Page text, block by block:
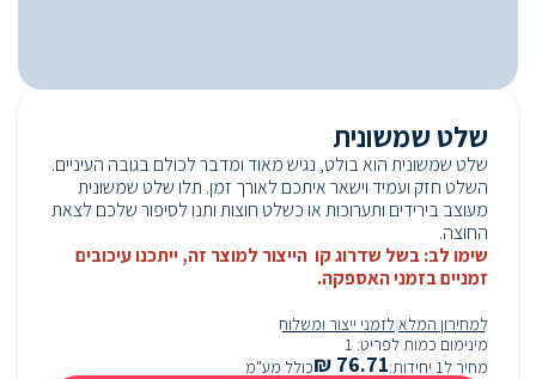
שלט שמשונית
שלט שמשונית הוא בולט, נגיש מאוד ומדבר לכולם בגובה העיניים.
השלט חזק ועמיד וישאר איתכם לאורך זמן. תלו שלט שמשונית
מעוצב בירידים ותערוכות או כשלט חוצות ותנו לסיפור שלכם לצאת
החוצה.
שימו לב: בשל שדרוג קו הייצור למוצר זה, ייתכנו עיכובים
זמניים בזמני האספקה.
למחירון המלא|לזמני ייצור ומשלוח
מינימום כמות לפריט:
1
מחיר ל1 יחידות
:
76.71
₪כולל מע"מ